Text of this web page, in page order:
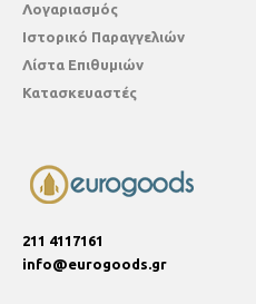
Λογαριασμός
Ιστορικό Παραγγελιών
Λίστα Επιθυμιών
Κατασκευαστές
211 4117161
info@eurogoods.gr